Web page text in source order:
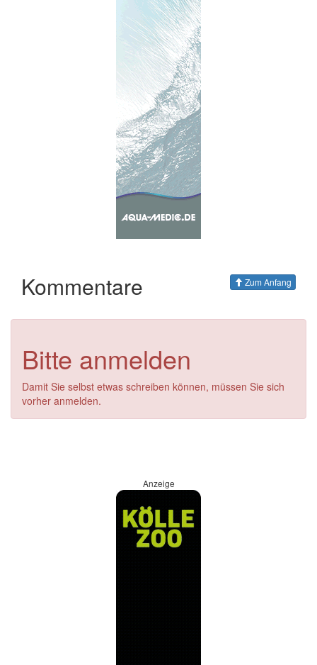
Kommentare Zum Anfang
Bitte anmelden
Damit Sie selbst etwas schreiben können, müssen Sie sich
vorher anmelden.
Anzeige